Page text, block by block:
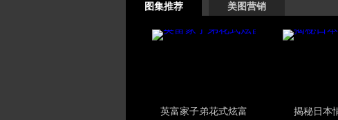
图集推荐 美图营销
英富家子弟花式炫富 揭秘日本